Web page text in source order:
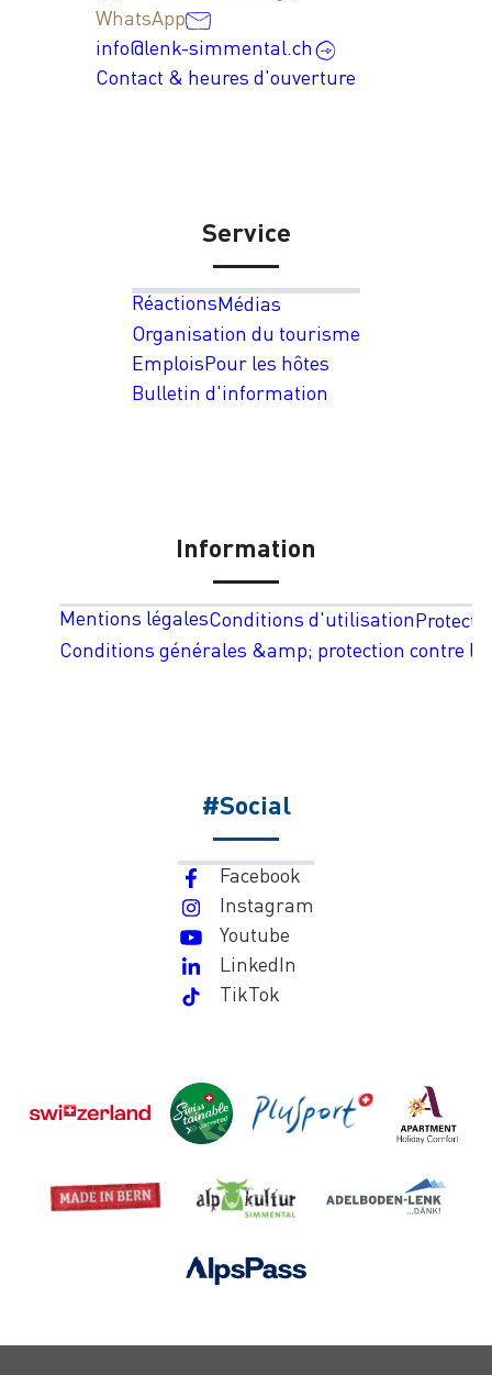
WhatsApp
info@lenk-simmental.ch
Contact & heures d'ouverture
Service
RéactionsMédias
Organisation du tourisme
EmploisPour les hôtes
Bulletin d'information
Information
Mentions légalesConditions d'utilisation
Conditions générales &amp; protection contre
#Social
Facebook
Instagram
Youtube
LinkedIn
TikTok